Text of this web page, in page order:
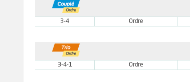
3-4 Ordre
3-4-1 Ordre